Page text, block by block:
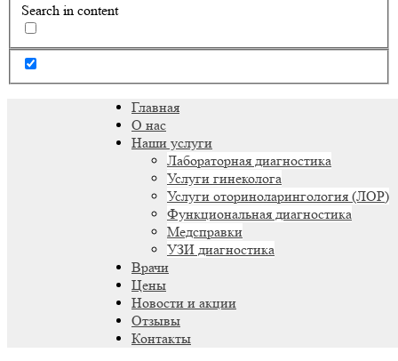
Search in content
Главная
О нас
Наши услуги
Лабораторная диагностика
Услуги гинеколога
Услуги оториноларингология (ЛОР)
Функциональная диагностика
Медсправки
УЗИ диагностика
Врачи
Цены
Новости и акции
Отзывы
Контакты